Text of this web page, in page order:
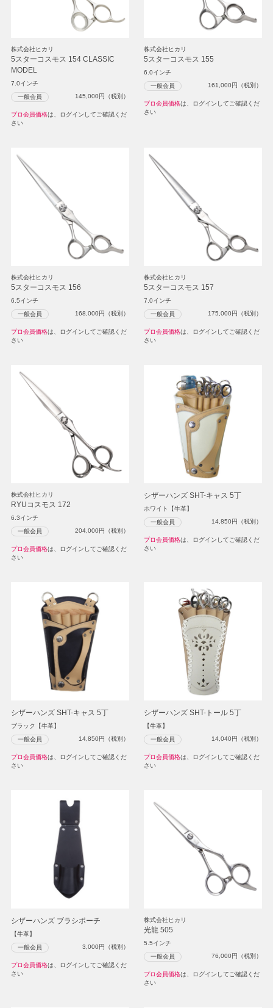
株式会社ヒカリ
5スターコスモス 154 CLASSIC
MODEL
7.0インチ
一般会員 145,000円（税別）
プロ会員価格は、ログインしてご確認くだ
さい
株式会社ヒカリ
5スターコスモス 155
6.0インチ
一般会員 161,000円（税別）
プロ会員価格は、ログインしてご確認くだ
さい
株式会社ヒカリ
5スターコスモス 156
6.5インチ
一般会員 168,000円（税別）
プロ会員価格は、ログインしてご確認くだ
さい
株式会社ヒカリ
5スターコスモス 157
7.0インチ
一般会員 175,000円（税別）
プロ会員価格は、ログインしてご確認くだ
さい
株式会社ヒカリ
RYUコスモス 172
6.3インチ
一般会員 204,000円（税別）
プロ会員価格は、ログインしてご確認くだ
さい
シザーハンズ SHT-キャス 5丁
ホワイト【牛革】
一般会員 14,850円（税別）
プロ会員価格は、ログインしてご確認くだ
さい
シザーハンズ SHT-キャス 5丁
ブラック【牛革】
一般会員 14,850円（税別）
プロ会員価格は、ログインしてご確認くだ
さい
シザーハンズ SHT-トール 5丁
【牛革】
一般会員 14,040円（税別）
プロ会員価格は、ログインしてご確認くだ
さい
シザーハンズ ブラシポーチ
【牛革】
一般会員 3,000円（税別）
プロ会員価格は、ログインしてご確認くだ
さい
株式会社ヒカリ
光龍 505
5.5インチ
一般会員 76,000円（税別）
プロ会員価格は、ログインしてご確認くだ
さい